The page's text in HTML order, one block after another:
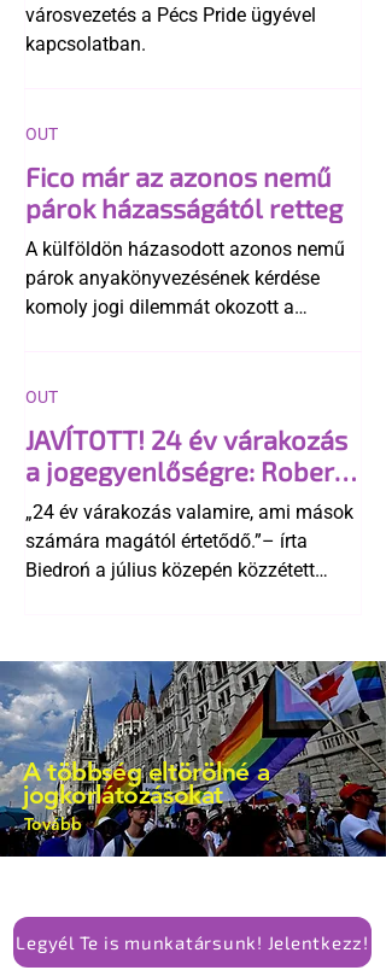
városvezetés a Pécs Pride ügyével
kapcsolatban.
Fico már az azonos nemű
párok házasságától retteg
A külföldön házasodott azonos nemű
párok anyakönyvezésének kérdése
komoly jogi dilemmát okozott a
egyértelműen tiltja a házasságuk
elismerését. Közben az ellenzéken belül
is vita robbant ki arról, hogy vissza
kellene-e vonni a kormány konzervatív
alkotmánymódosítását
OUT
JAVÍTOTT! 24 év várakozás
a jogegyenlőségre: Robert
Biedroń megindító üzenete
a lengyel bejegyzett
élettársi kapcsolatokért
„24 év várakozás valamire, ami mások
számára magától értetődő.”– írta
Biedroń a július közepén közzétett
OUT
A többség eltörölné a
jogkorlátozásokat
Tovább
Legyél Te is munkatársunk! Jelentkezz!